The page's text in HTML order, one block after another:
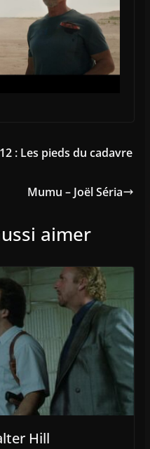
: Les pieds du cadavre
Mumu – Joël Séria
aimer
Hill